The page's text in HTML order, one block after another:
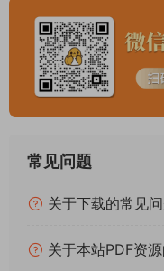
常见问题
关于下载的常见
关于本站PDF资